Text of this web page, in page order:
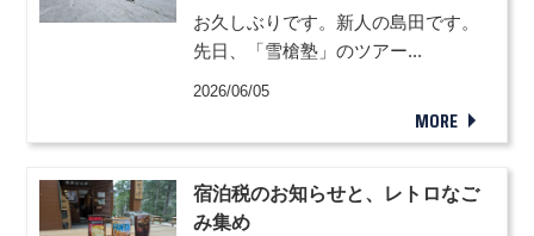
お久しぶりです。新人の島田です。
先日、「雪槍塾」のツアー...
2026/06/05
MORE
宿泊税のお知らせと、レトロなご
み集め